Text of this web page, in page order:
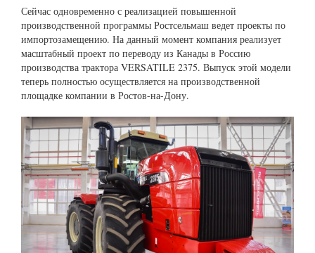
Сейчас одновременно с реализацией повышенной
производственной программы Ростсельмаш ведет проекты по
импортозамещению. На данный момент компания реализует
масштабный проект по переводу из Канады в Россию
производства трактора VERSATILE 2375. Выпуск этой модели
теперь полностью осуществляется на производственной
площадке компании в Ростов-на-Дону.